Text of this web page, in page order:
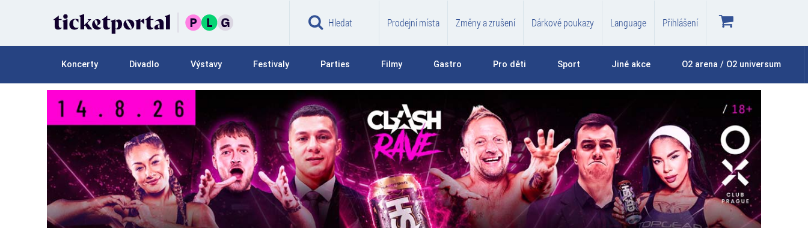
Hledat Prodejní místa Změny a zrušení Dárkové poukazy Language Přihlášení
Koncerty Divadlo Výstavy Festivaly Parties Filmy Gastro Pro děti Sport Jiné akce O2 arena / O2 universum